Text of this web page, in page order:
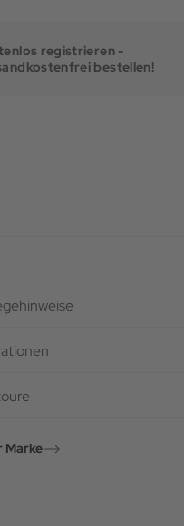
registrieren -
bestellen!
Marke